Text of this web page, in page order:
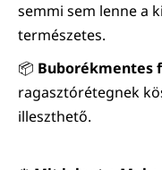
semmi sem lenne a
természetes.
📦 Buborékmentes
ragasztórétegnek
illeszthető.